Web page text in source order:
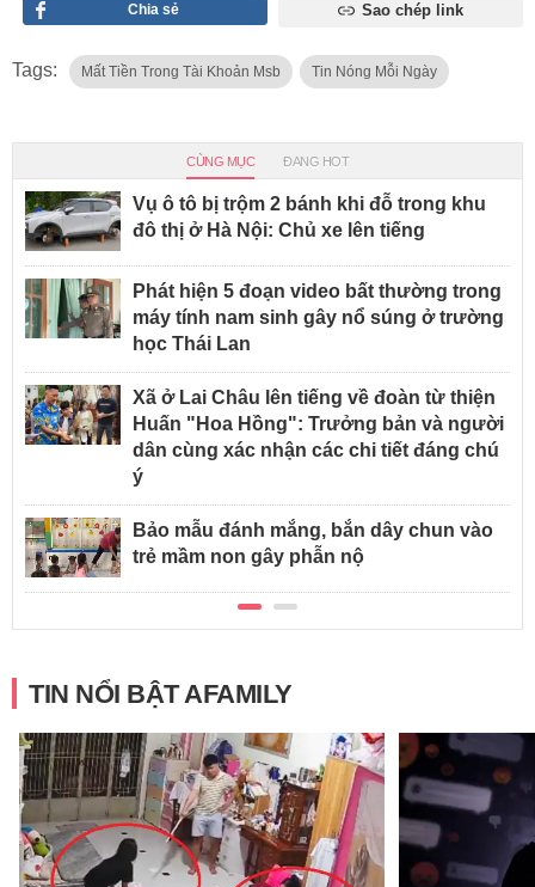
Chia sẻ Sao chép link
Tags: Mất Tiền Trong Tài Khoản Msb Tin Nóng Mỗi Ngày
CÙNG MỤC ĐANG HOT
Vụ ô tô bị trộm 2 bánh khi đỗ trong khu
đô thị ở Hà Nội: Chủ xe lên tiếng
Phát hiện 5 đoạn video bất thường trong
máy tính nam sinh gây nổ súng ở trường
học Thái Lan
Xã ở Lai Châu lên tiếng về đoàn từ thiện
Huấn "Hoa Hồng": Trưởng bản và người
dân cùng xác nhận các chi tiết đáng chú
ý
Bảo mẫu đánh mắng, bắn dây chun vào
trẻ mầm non gây phẫn nộ
TIN NỔI BẬT AFAMILY